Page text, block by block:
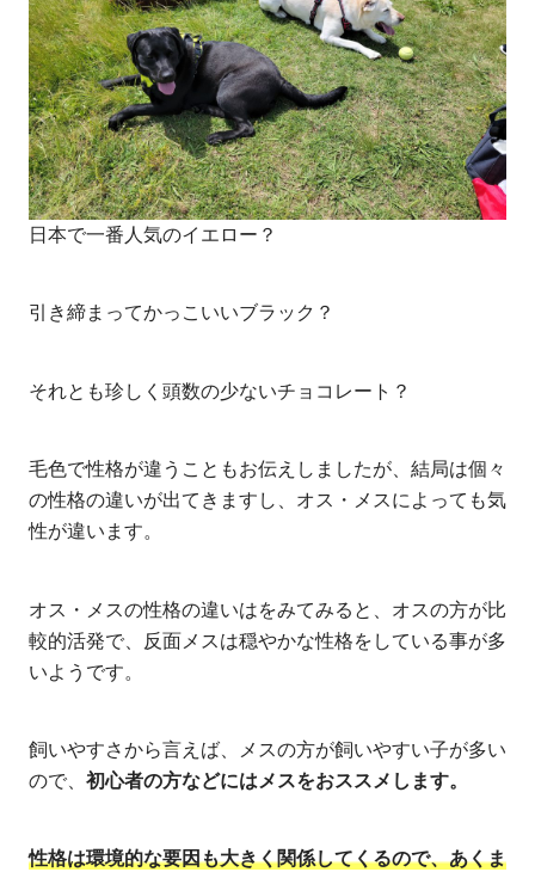
日本で一番人気のイエロー？
引き締まってかっこいいブラック？
それとも珍しく頭数の少ないチョコレート？
毛色で性格が違うこともお伝えしましたが、結局は個々
の性格の違いが出てきますし、オス・メスによっても気
性が違います。
オス・メスの性格の違いはをみてみると、オスの方が比
較的活発で、反面メスは穏やかな性格をしている事が多
いようです。
飼いやすさから言えば、メスの方が飼いやすい子が多い
ので、 初心者の方などにはメスをおススメします。
性格は環境的な要因も大きく関係してくるので、あくま